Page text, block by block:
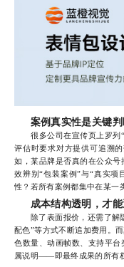
案例真实性是关键
很多公司在宣传页上罗列“
评估时要求对方提供可追溯
如，某品牌是否真的在公众
效辨别“包装案例”与“真实
性？若所有案例都集中在某一
成本结构透明，才
除了表面报价，还需了解隐
配色”等方式不断追加费用。
色数量、动画帧数、支持平
属说明——即最终成果的所有